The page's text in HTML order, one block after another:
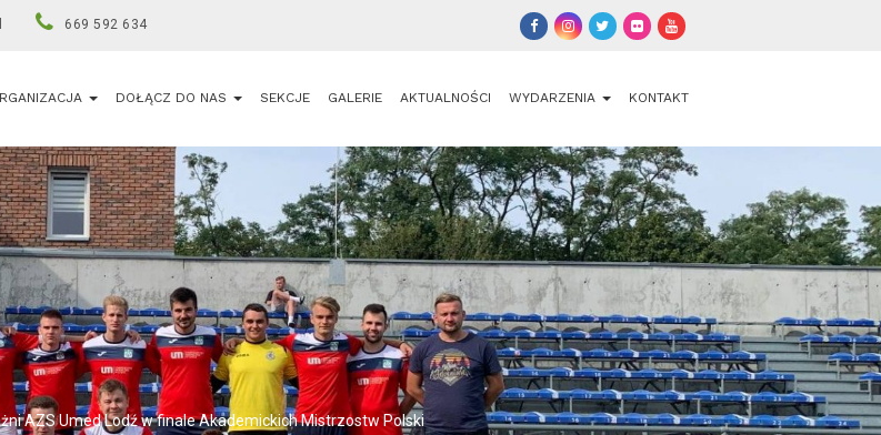
669 592 634
DOŁĄCZ DO NAS SEKCJE GALERIE AKTUALNOŚCI WYDARZENIA KONTAKT
AZS Umed Lodź w finale Akademickich Mistrzostw Polski